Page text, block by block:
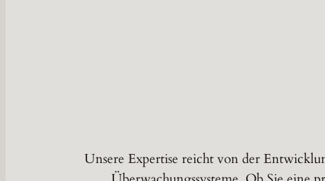
Unsere Expertise reicht von der